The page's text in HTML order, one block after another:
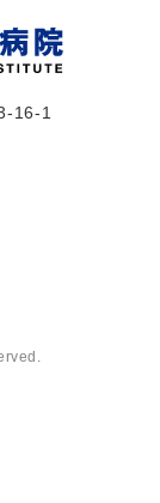
16-1